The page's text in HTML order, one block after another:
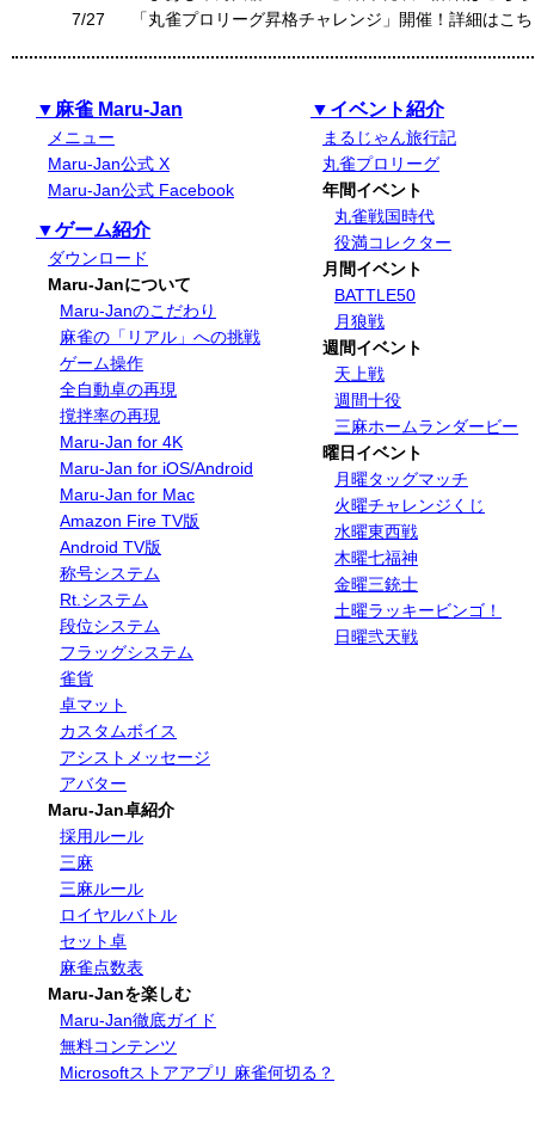
7/27
「丸雀プロリーグ昇格チャレンジ」開催！詳細はこ
▼麻雀 Maru-Jan
メニュー
Maru-Jan公式 X
Maru-Jan公式 Facebook
▼ゲーム紹介
ダウンロード
Maru-Janについて
Maru-Janのこだわり
麻雀の「リアル」への挑戦
ゲーム操作
全自動卓の再現
撹拌率の再現
Maru-Jan for 4K
Maru-Jan for iOS/Android
Maru-Jan for Mac
Amazon Fire TV版
Android TV版
称号システム
Rt.システム
段位システム
フラッグシステム
雀貨
卓マット
カスタムボイス
アシストメッセージ
アバター
Maru-Jan卓紹介
採用ルール
三麻
三麻ルール
ロイヤルバトル
セット卓
麻雀点数表
Maru-Janを楽しむ
Maru-Jan徹底ガイド
無料コンテンツ
Microsoftストアアプリ 麻雀何切る？
▼イベント紹介
まるじゃん旅行記
丸雀プロリーグ
年間イベント
丸雀戦国時代
役満コレクター
月間イベント
BATTLE50
月狼戦
週間イベント
天上戦
週間十役
三麻ホームランダービー
曜日イベント
月曜タッグマッチ
火曜チャレンジくじ
水曜東西戦
木曜七福神
金曜三銃士
土曜ラッキービンゴ！
日曜弐天戦